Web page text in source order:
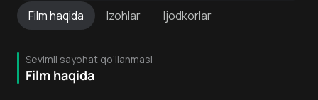
Filmhaqida Izohlar Ijodkorlar
Sevimli sayohat qo‘llanmasi
Film haqida